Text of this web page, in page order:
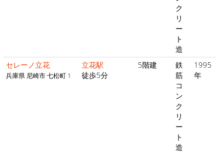
ク
リ
ー
ト
造
セレーノ立花
兵庫県 尼崎市 七松町 1
立花駅
徒歩5分
5階建
鉄
筋
コ
ン
ク
リ
ー
ト
造
1995
年